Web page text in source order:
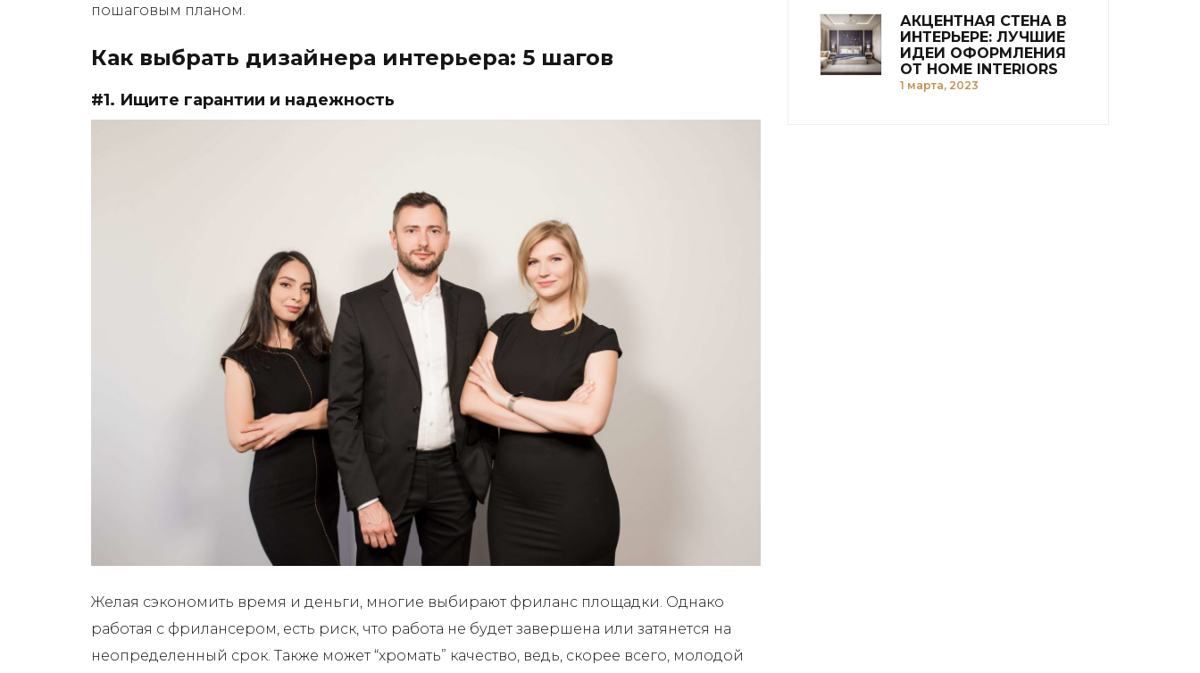
пошаговым планом.
Как выбрать дизайнера интерьера: 5 шагов
#1. Ищите гарантии и надежность
Желая сэкономить время и деньги, многие выбирают фриланс площадки. Однако
работая с фрилансером, есть риск, что работа не будет завершена или затянется на
неопределенный срок. Также может “хромать” качество, ведь, скорее всего, молодой
АКЦЕНТНАЯ СТЕНА В
ИНТЕРЬЕРЕ: ЛУЧШИЕ
ИДЕИ ОФОРМЛЕНИЯ
ОТ HOME INTERIORS
1 марта, 2023